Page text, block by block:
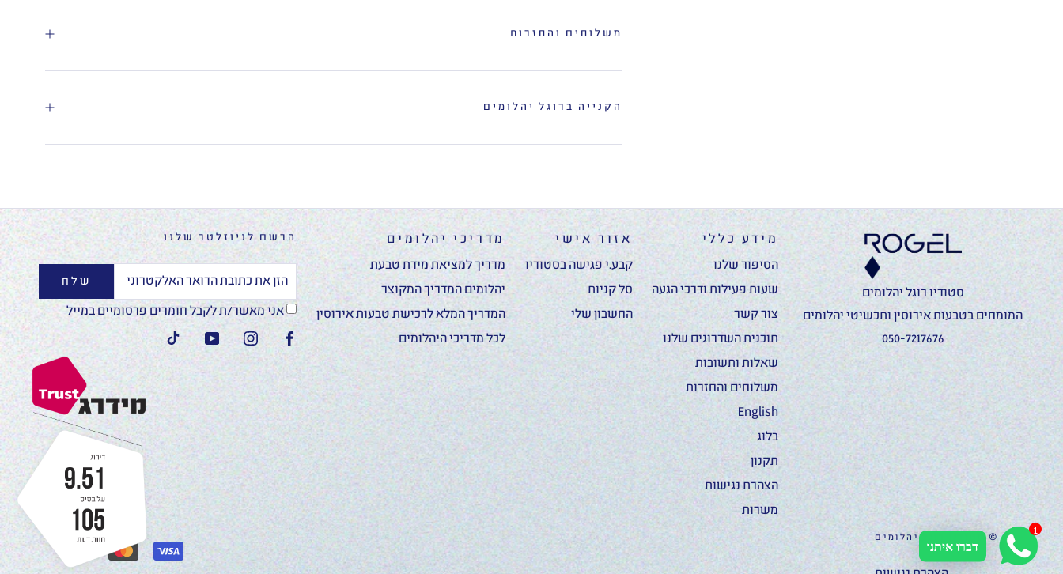
משלוחים והחזרות
הקנייה ברוגל יהלומים
סטודיו רוגל יהלומים
המומחים בטבעות אירוסין ותכשיטי יהלומים
050-7217676
מידע כללי
הסיפור שלנו
שעות פעילות ודרכי הגעה
צור קשר
תוכנית השדרוגים שלנו
שאלות ותשובות
משלוחים והחזרות
English
בלוג
תקנון
הצהרת נגישות
משרות
אזור אישי
קבע.י פגישה בסטודיו
סל קניות
החשבון שלי
מדריכי יהלומים
מדריך למציאת מידת טבעת
יהלומים המדריך המקוצר
המדריך המלא לרכישת טבעות אירוסין
לכל מדריכי היהלומים
הרשם לניוזלטר שלנו
שלח
אני מאשר/ת לקבל חומרים פרסומיים במייל
© סטודיו רוגל יהלומים
דברו איתנו
1